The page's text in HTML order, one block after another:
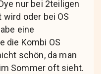
nur bei 2teiligen
oder bei OS
eine
die Kombi OS
schön, da man
Sommer oft sieht.